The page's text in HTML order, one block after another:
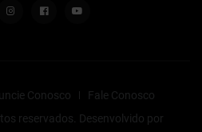
Conosco
Fale Conosco
reservados. Desenvolvido por